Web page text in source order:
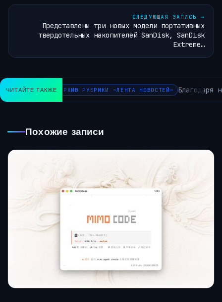
СЛЕДУЮЩАЯ ЗАПИСЬ →
Представлены три новых модели портативных
твердотельных накопителей SanDisk, SanDisk
Extreme…
ЧИТАЙТЕ ТАКЖЕАРХИВ РУБРИКИ ~ЛЕНТА НОВОСТЕЙ~ Благодаря
Похожие записи